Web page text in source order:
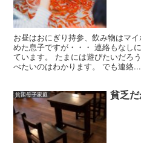
お昼はおにぎり持参、飲み物はマ
めた息子ですが・・・ 連絡もなし
ています。 たまには遊びたいだろ
べたいのはわかります。 でも連絡...
貧困母子家庭 貧乏